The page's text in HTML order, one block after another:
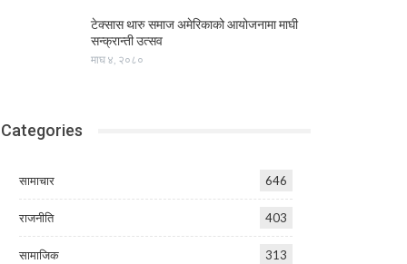
टेक्सास थारु समाज अमेरिकाको आयोजनामा माघी
सन्क्रान्ती उत्सव
माघ ४, २०८०
Categories
सामाचार 646
राजनीति 403
सामाजिक 313